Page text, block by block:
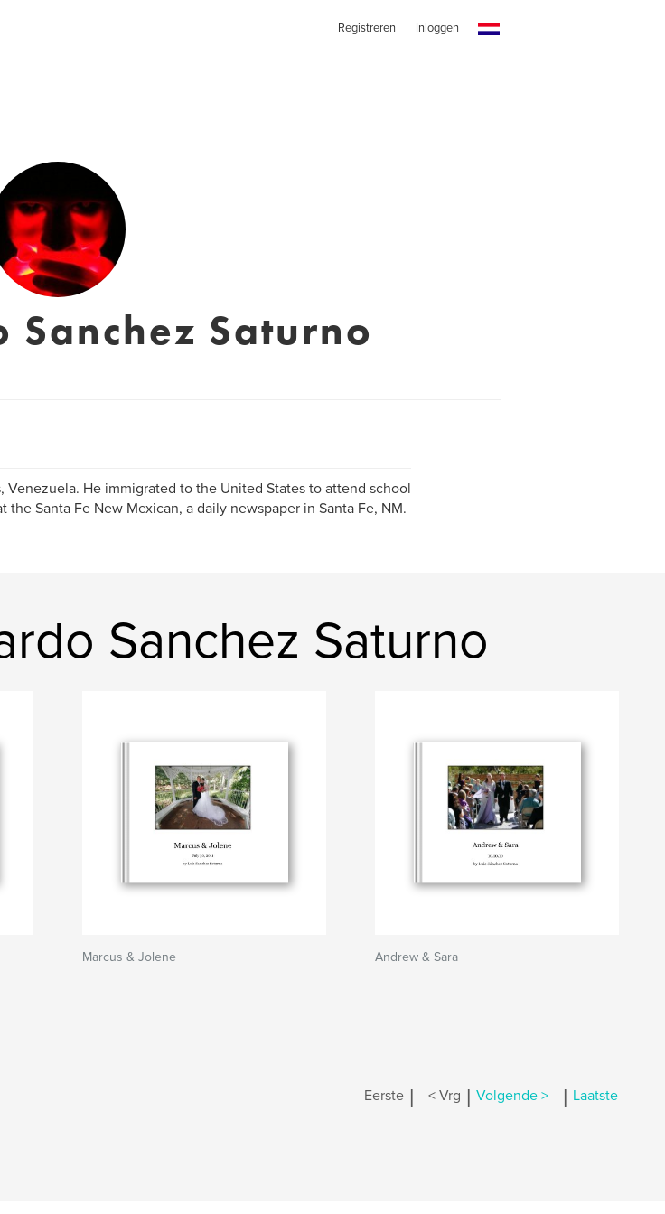
Registreren Inloggen
Sanchez Saturno
Venezuela. He immigrated to the United States to attend school
the Santa Fe New Mexican, a daily newspaper in Santa Fe, NM.
Sanchez Saturno
Marcus & Jolene Andrew & Sara
Eerste | < Vrg | Volgende > | Laatste